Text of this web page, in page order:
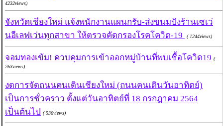
4232views)
จังหวัดเชียงใหม่ แจ้งพนักงานแผนกรับ-ส่งขนมปังร้านเซเว่
นอีเลฟเว่นทุกสาขา ให้ตรวจคัดกรองโรคโควิด-19
( 1244views)
จอมทองเข้ม! ควบคุมการเข้าออกหมู่บ้านที่พบเชื้อโควิด19 (
763views)
งดการจัดถนนคนเดินเชียงใหม่ (ถนนคนเดินวันอาทิตย์)
เป็นการชั่วคราว ตั้งแต่วันอาทิตย์ที่ 18 กรกฎาคม 2564
เป็นต้นไป ( 536views)